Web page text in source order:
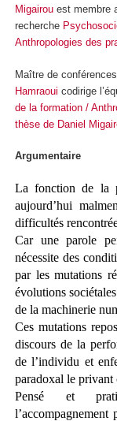
Migairou est membre
recherche
Anthropologies des
Maître de
Hamraoui codirige
de la formation /
thèse de Daniel
Argumentaire
La fonction de la
aujourd’hui
difficultés
Car une parole
nécessite des
par les mutations
évolutions
de la machinerie
Ces mutations
discours de la
de l’individu et
paradoxal le privant
Pensé et
l’accompagnement